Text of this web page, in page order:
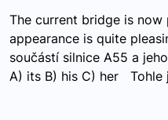
The current bridge is
appearance is quite
součástí silnice A55 a
A) its B) his C) her Tohle